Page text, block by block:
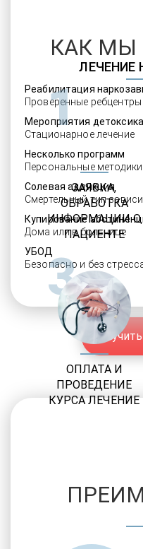
ЛЕЧЕНИЕ
Реабилитация
Проверенные
Мероприятия
Стационарное лечение
Несколько программ
Персональные
Солевая аддикция
Смертельный тип
Купирование
Дома или в больнице
УБОД
Безопасно и без
КАК МЫ
1
ЗАЯВКА,
ОБРАБОТКА
ИНФОРМАЦИИ О
ПАЦИЕНТЕ
3
ОПЛАТА И
ПРОВЕДЕНИЕ
КУРСА ЛЕЧЕНИЕ